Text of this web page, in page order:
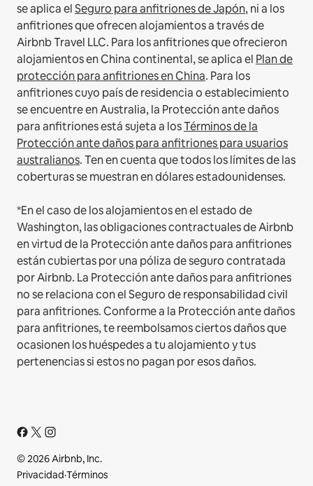
se aplica elSeguro para anfitriones de Japón, ni a los
anfitriones que ofrecen alojamientos a través de
Airbnb Travel LLC. Para los anfitriones que ofrecieron
alojamientos en China continental, se aplica el Plan de
protección para anfitriones en China. Para los
anfitriones cuyo país de residencia o establecimiento
se encuentre en Australia, la Protección ante daños
para anfitriones está sujeta a losTérminos de la
Protección ante daños para anfitriones para usuarios
australianos. Ten en cuenta que todos los límites de las
coberturas se muestran en dólares estadounidenses.
*En el caso de los alojamientos en el estado de
Washington, las obligaciones contractuales de Airbnb
en virtud de la Protección ante daños para anfitriones
están cubiertas por una póliza de seguro contratada
por Airbnb. La Protección ante daños para anfitriones
no se relaciona con el Seguro de responsabilidad civil
para anfitriones. Conforme a la Protección ante daños
para anfitriones, te reembolsamos ciertos daños que
ocasionen los huéspedes a tu alojamiento y tus
pertenencias si estos no pagan por esos daños.
© 2026 Airbnb, Inc.
Privacidad·Términos